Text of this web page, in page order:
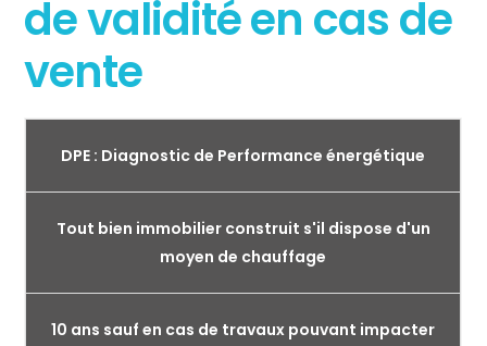
de validité en cas de
vente
DPE : Diagnostic de Performance énergétique
Tout bien immobilier construit s'il dispose d'un
moyen de chauffage
10 ans sauf en cas de travaux pouvant impacter